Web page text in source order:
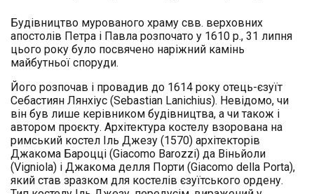
Будівництво мурованого храму свв. верховних
апостолів Петра і Павла розпочато у 1610 р., 31 липня
цього року було посвячено наріжний камінь
майбутньої споруди.
Його розпочав і провадив до 1614 року отець-єзуїт
Себастиян Лянхіус (Sebastian Lanichius). Невідомо, чи
він був лише керівником будівництва, а чи також і
автором проєкту. Архітектура костелу взорована на
римський костел Іль Джезу (1570) архітекторів
Джакома Бароцці (Giacomo Barozzi) да Віньйоли
(Vigniola) і Джакома делля Порти (Giacomo della Porta),
який став зразком для костелів єзуїтського ордену.